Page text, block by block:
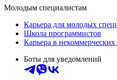
Молодым специалистам
Карьера для молодых
Школа программистов
Карьера в некоммерческих
Боты для уведомлений